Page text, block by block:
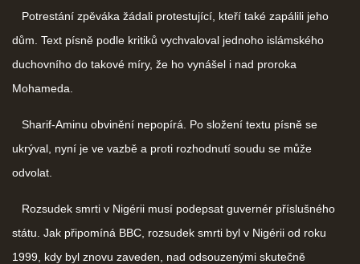
Potrestání zpěváka žádali protestující, kteří také zapálili jeho
dům. Text písně podle kritiků vychvaloval jednoho islámského
duchovního do takové míry, že ho vynášel i nad proroka
Mohameda.
Sharif-Aminu obvinění nepopírá. Po složení textu písně se
ukrýval, nyní je ve vazbě a proti rozhodnutí soudu se může
odvolat.
Rozsudek smrti v Nigérii musí podepsat guvernér příslušného
státu. Jak připomíná BBC, rozsudek smrti byl v Nigérii od roku
1999, kdy byl znovu zaveden, nad odsouzenými skutečně